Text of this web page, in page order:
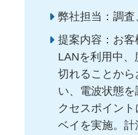
弊社担当：調査
提案内容：お
LANを利用中
切れることか
い、電波状態
クセスポイン
ベイを実施。